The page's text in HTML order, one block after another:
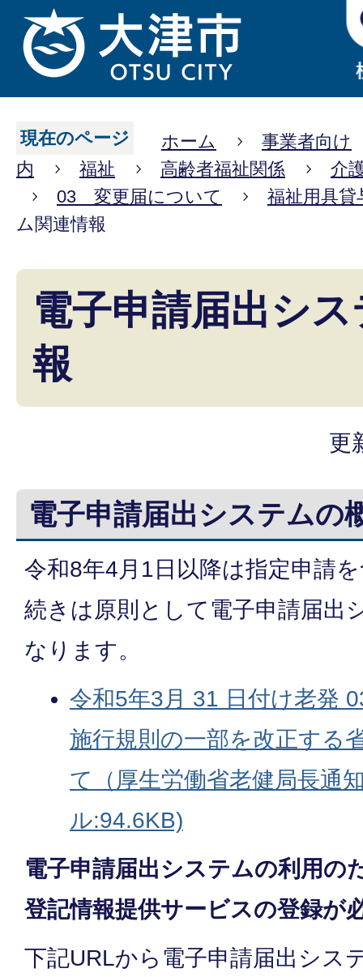
現在のページ ホーム
事業者向け
内
福祉 高齢者福祉関係
介
03 変更届について
福祉用具貸
ム関連情報
電子申請届出シ
報
更
電子申請届出システムの
令和8年4月1日以降は指定申請
続きは原則として電子申請届出
なります。
令和5年3月 31 日付け老発
施行規則の一部を改正する
て（厚生労働省老健局長通
ル:94.6KB)
電子申請届出システムの利用の
登記情報提供サービスの登録が
下記URLから電子申請届出シス